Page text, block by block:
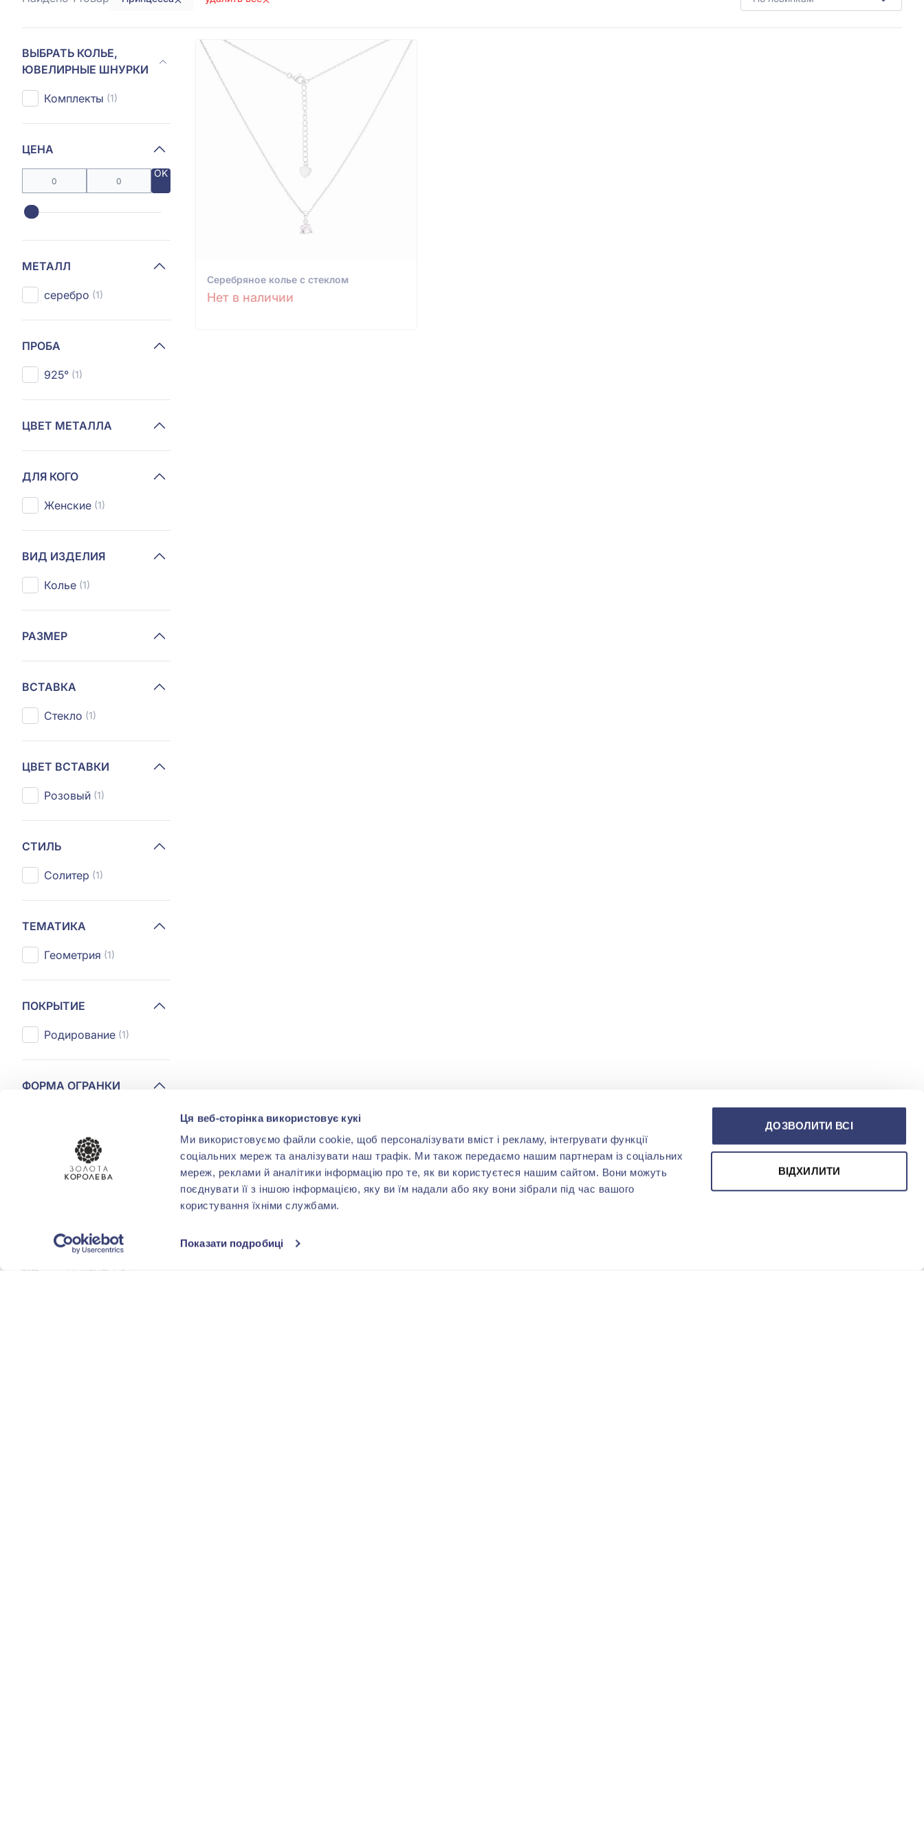
Ця веб-сторінка використовує кукі
Ми використовуємо файли cookie, щоб персоналізувати вміст і рекламу, інтегрувати функції
соціальних мереж та аналізувати наш трафік. Ми також передаємо нашим партнерам із соціальних
мереж, реклами й аналітики інформацію про те, як ви користуєтеся нашим сайтом. Вони можуть
поєднувати її з іншою інформацією, яку ви їм надали або яку вони зібрали під час вашого
користування їхніми службами.
Показати подробиці
ДОЗВОЛИТИ ВСІ
ВІДХИЛИТИ
ВЫБРАТЬ КОЛЬЕ,
ЮВЕЛИРНЫЕ ШНУРКИ
Комплекты (1)
ЦЕНА
OK
МЕТАЛЛ
серебро (1)
ПРОБА
925° (1)
ЦВЕТ МЕТАЛЛА
ДЛЯ КОГО
Женские (1)
ВИД ИЗДЕЛИЯ
Колье (1)
РАЗМЕР
ВСТАВКА
Стекло (1)
ЦВЕТ ВСТАВКИ
Розовый (1)
СТИЛЬ
Солитер (1)
ТЕМАТИКА
Геометрия (1)
ПОКРЫТИЕ
Родирование (1)
ФОРМА ОГРАНКИ
Груша
Круг (123)
Октагон (6)
Принцесса (1)
Серебряное колье с стеклом
Нет в наличии